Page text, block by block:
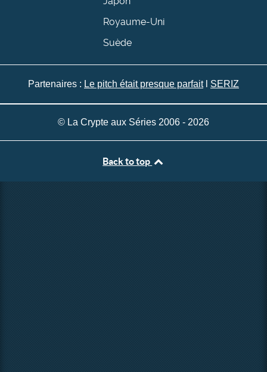
Royaume-Uni
Suède
Partenaires : Le pitch était presque parfaitl SERIZ
© La Crypte aux Séries 2006 - 2026
Back to top